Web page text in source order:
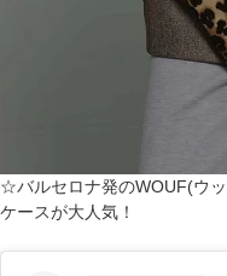
☆バルセロナ発のWOUF(ウ
ケースが大人気！